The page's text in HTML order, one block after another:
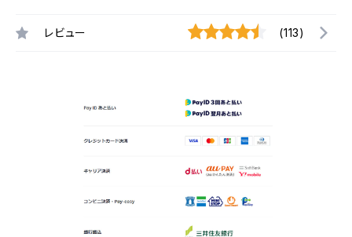
レビュー (113)